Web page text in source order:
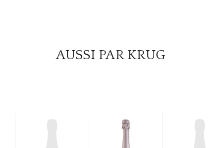
AUSSI PAR KRUG